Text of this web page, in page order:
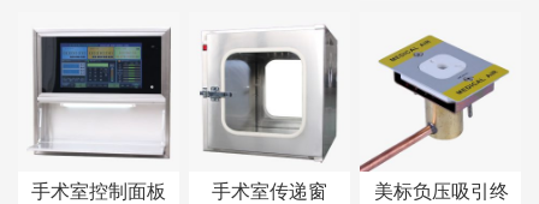
手术室控制面板 手术室传递窗
美标负压吸引终